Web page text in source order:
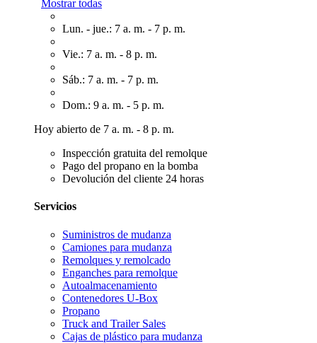
Mostrar todas
Lun. - jue.: 7 a. m. - 7 p. m.
Vie.: 7 a. m. - 8 p. m.
Sáb.: 7 a. m. - 7 p. m.
Dom.: 9 a. m. - 5 p. m.
Hoy abierto de 7 a. m. - 8 p. m.
Inspección gratuita del remolque
Pago del propano en la bomba
Devolución del cliente 24 horas
Servicios
Suministros de mudanza
Camiones para mudanza
Remolques y remolcado
Enganches para remolque
Autoalmacenamiento
Contenedores U-Box
Propano
Truck and Trailer Sales
Cajas de plástico para mudanza